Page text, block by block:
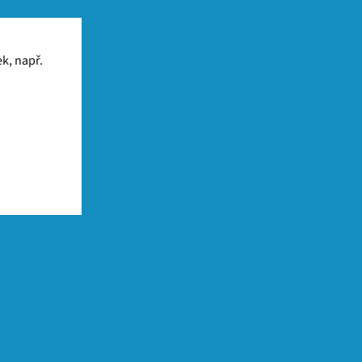
např.